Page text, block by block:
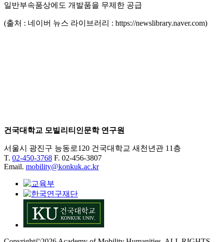
일반부속품상에도 개발품을 무제한 공급
(출처 : 네이버 뉴스 라이브러리 : https://newslibrary.naver.com)
건국대학교 모빌리티인문학 연구원
서울시 광진구 능동로120 건국대학교 새천년관 11층
T. 02-450-3768 F. 02-456-3807
Email. mobility@konkuk.ac.kr